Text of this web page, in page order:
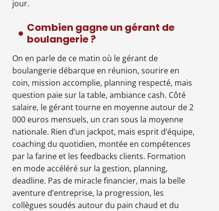
jour.
Combien gagne un gérant de
boulangerie ?
On en parle de ce matin où le gérant de
boulangerie débarque en réunion, sourire en
coin, mission accomplie, planning respecté, mais
question paie sur la table, ambiance cash. Côté
salaire, le gérant tourne en moyenne autour de 2
000 euros mensuels, un cran sous la moyenne
nationale. Rien d’un jackpot, mais esprit d’équipe,
coaching du quotidien, montée en compétences
par la farine et les feedbacks clients. Formation
en mode accéléré sur la gestion, planning,
deadline. Pas de miracle financier, mais la belle
aventure d’entreprise, la progression, les
collègues soudés autour du pain chaud et du